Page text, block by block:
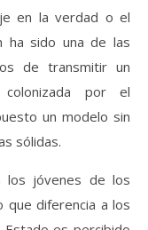
en la verdad o el
ha sido una de las
de transmitir un
por el
un modelo sin
sólidas.
los jóvenes de los
que diferencia a los